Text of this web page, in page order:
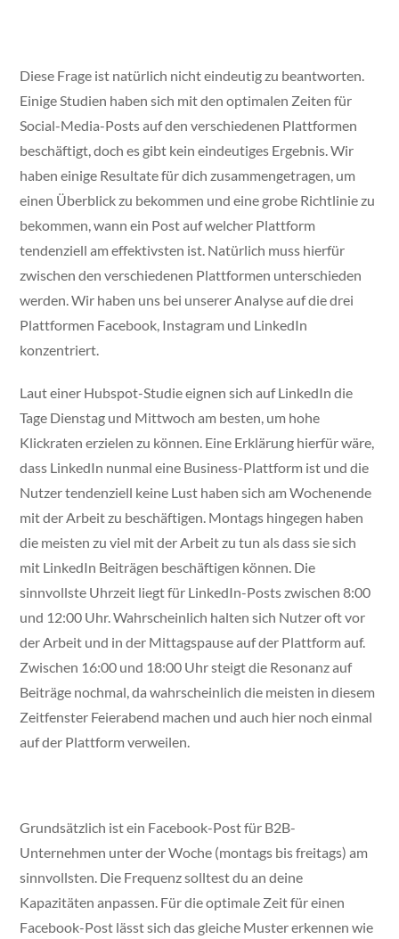
Diese Frage ist natürlich nicht eindeutig zu beantworten.
Einige Studien haben sich mit den optimalen Zeiten für
Social-Media-Posts auf den verschiedenen Plattformen
beschäftigt, doch es gibt kein eindeutiges Ergebnis. Wir
haben einige Resultate für dich zusammengetragen, um
einen Überblick zu bekommen und eine grobe Richtlinie zu
bekommen, wann ein Post auf welcher Plattform
tendenziell am effektivsten ist. Natürlich muss hierfür
zwischen den verschiedenen Plattformen unterschieden
werden. Wir haben uns bei unserer Analyse auf die drei
Plattformen Facebook, Instagram und LinkedIn
konzentriert.
Laut einer Hubspot-Studie eignen sich auf LinkedIn die
Tage Dienstag und Mittwoch am besten, um hohe
Klickraten erzielen zu können. Eine Erklärung hierfür wäre,
dass LinkedIn nunmal eine Business-Plattform ist und die
Nutzer tendenziell keine Lust haben sich am Wochenende
mit der Arbeit zu beschäftigen. Montags hingegen haben
die meisten zu viel mit der Arbeit zu tun als dass sie sich
mit LinkedIn Beiträgen beschäftigen können. Die
sinnvollste Uhrzeit liegt für LinkedIn-Posts zwischen 8:00
und 12:00 Uhr. Wahrscheinlich halten sich Nutzer oft vor
der Arbeit und in der Mittagspause auf der Plattform auf.
Zwischen 16:00 und 18:00 Uhr steigt die Resonanz auf
Beiträge nochmal, da wahrscheinlich die meisten in diesem
Zeitfenster Feierabend machen und auch hier noch einmal
auf der Plattform verweilen.
Grundsätzlich ist ein Facebook-Post für B2B-
Unternehmen unter der Woche (montags bis freitags) am
sinnvollsten. Die Frequenz solltest du an deine
Kapazitäten anpassen. Für die optimale Zeit für einen
Facebook-Post lässt sich das gleiche Muster erkennen wie